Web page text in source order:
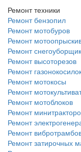
Ремонт техники
Ремонт бензопил
Ремонт мотобуров
Ремонт
Ремонт
Ремонт высоторезов
Ремонт
Ремонт мотокосы
Ремонт
Ремонт мотоблоков
Ремонт
Ремонт
Ремонт
Ремонт затирочных